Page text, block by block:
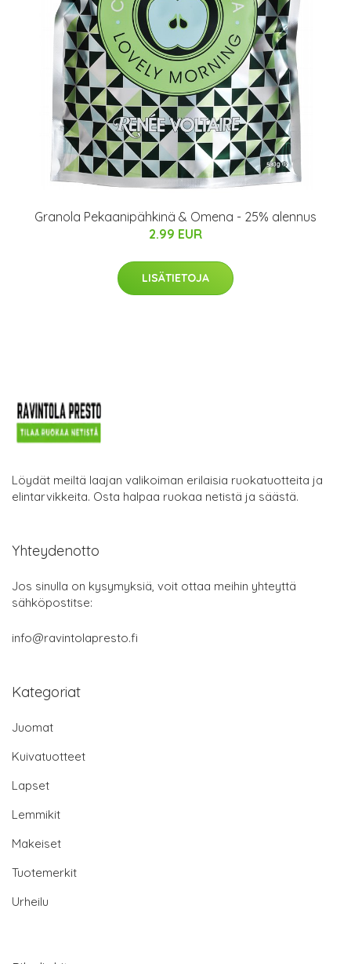
Granola Pekaanipähkinä & Omena - 25% alennus
2.99 EUR
LISÄTIETOJA
Löydät meiltä laajan valikoiman erilaisia ruokatuotteita ja
elintarvikkeita. Osta halpaa ruokaa netistä ja säästä.
Yhteydenotto
Jos sinulla on kysymyksiä, voit ottaa meihin yhteyttä
sähköpostitse:
info@ravintolapresto.fi
Kategoriat
Juomat
Kuivatuotteet
Lapset
Lemmikit
Makeiset
Tuotemerkit
Urheilu